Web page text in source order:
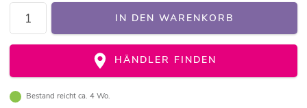
IN DEN WARENKORB
HÄNDLER FINDEN
Bestand reicht ca. 4 Wo.